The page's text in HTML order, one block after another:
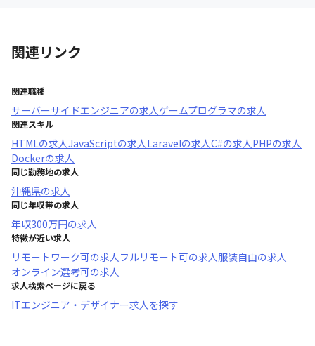
関連リンク
関連職種
サーバーサイドエンジニアの求人ゲームプログラマの求人
関連スキル
HTMLの求人JavaScriptの求人Laravelの求人C#の求人PHPの求人
Dockerの求人
同じ勤務地の求人
沖縄県の求人
同じ年収帯の求人
年収300万円の求人
特徴が近い求人
リモートワーク可の求人フルリモート可の求人服装自由の求人
オンライン選考可の求人
求人検索ページに戻る
ITエンジニア・デザイナー求人を探す